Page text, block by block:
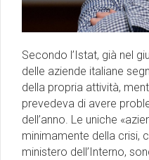
Secondo l’Istat, già nel
delle aziende italiane
della propria attività,
prevedeva di avere
dell’anno. Le uniche
minimamente della crisi,
ministero dell’Interno,